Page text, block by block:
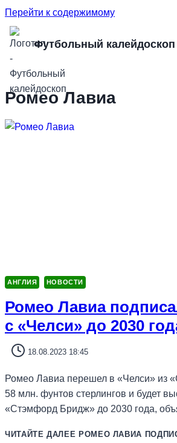
Перейти к содержимому
Футбольный калейдоскоп
Ромео Лавиа
АНГЛИЯ НОВОСТИ
Ромео Лавиа
с «Челси» до 2030
18.08.2023 18:45
Ромео Лавиа перешел в «Челси» из
58 млн. фунтов стерлингов и будет
«Стэмфорд Бридж» до 2030 года,
ЧИТАЙТЕ ДАЛЕЕ РОМЕО ЛАВИА